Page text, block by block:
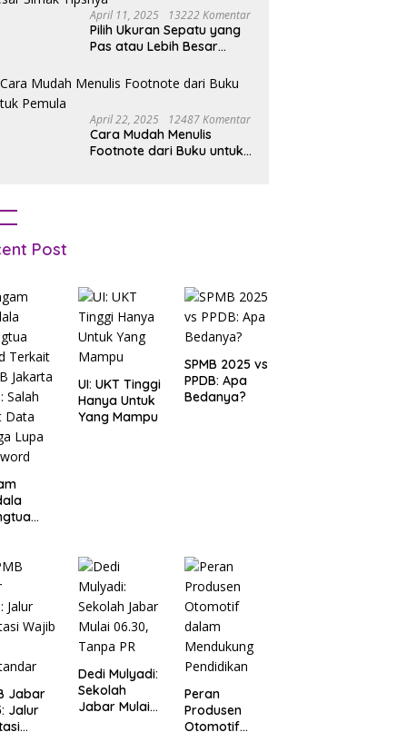
April 11, 2025 13222 Komentar
Pilih Ukuran Sepatu yang
Pas atau Lebih Besar
April 22, 2025 12487 Komentar
Cara Mudah Menulis
Footnote dari Buku untuk
Post
Salah
Lupa
UI: UKT Tinggi
Hanya Untuk
Yang Mampu
SPMB 2025 vs
PPDB: Apa
Bedanya?
Jabar
Jalur
Dedi Mulyadi:
Sekolah
Jabar Mulai
Peran
Produsen
Otomotif